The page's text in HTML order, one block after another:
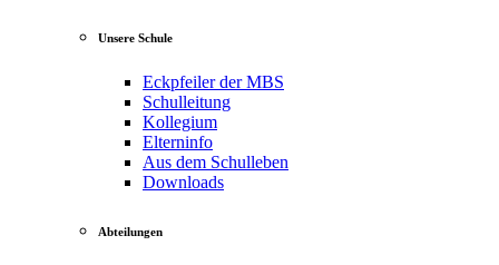
Unsere Schule
Eckpfeiler der MBS
Schulleitung
Kollegium
Elterninfo
Aus dem Schulleben
Downloads
Abteilungen